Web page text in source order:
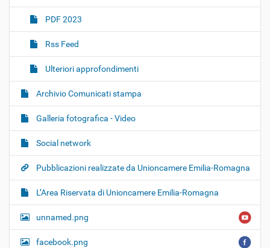
PDF 2023
Rss Feed
Ulteriori approfondimenti
Archivio Comunicati stampa
Galleria fotografica - Video
Social network
Pubblicazioni realizzate da Unioncamere Emilia-Romagna
L’Area Riservata di Unioncamere Emilia-Romagna
unnamed.png
facebook.png